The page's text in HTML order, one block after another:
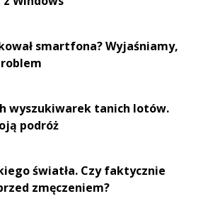
smartfona? Wyjaśniamy,
wyszukiwarek tanich lotów.
podróż
światła. Czy faktycznie
zmęczeniem?